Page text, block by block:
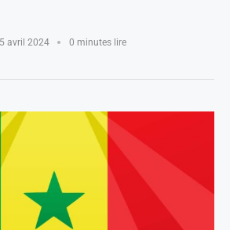
avril 2024 0 minutes lire